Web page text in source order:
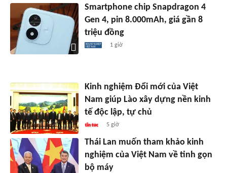
Smartphone chip Snapdragon 4
Gen 4, pin 8.000mAh, giá gần 8
triệu đồng
1 giờ
Kinh nghiệm Đổi mới của Việt
Nam giúp Lào xây dựng nền kinh
tế độc lập, tự chủ
5 giờ
Thái Lan muốn tham khảo kinh
nghiệm của Việt Nam về tinh gọn
bộ máy